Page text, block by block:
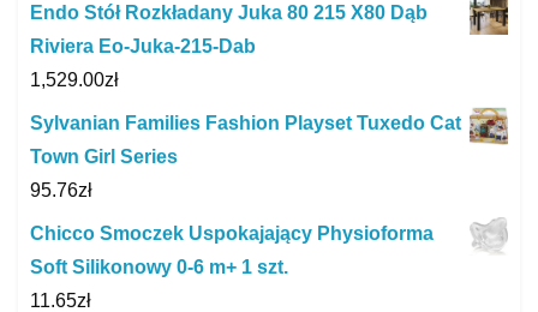
Endo Stół Rozkładany Juka 80 215 X80 Dąb
Riviera Eo-Juka-215-Dab
1,529.00zł
Sylvanian Families Fashion Playset Tuxedo Cat
Town Girl Series
95.76zł
Chicco Smoczek Uspokajający Physioforma
Soft Silikonowy 0-6 m+ 1 szt.
11.65zł